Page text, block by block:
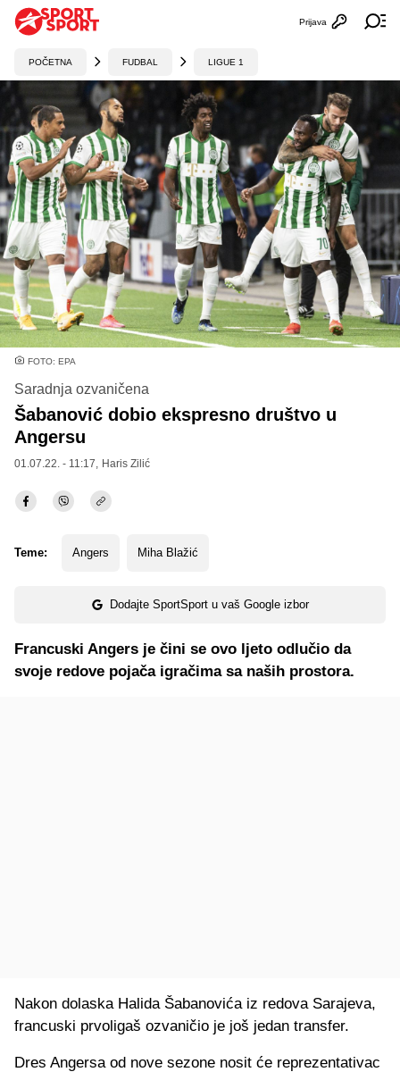
Otvori
Prijava
POČETNA FUDBAL LIGUE 1
FOTO: EPA
Saradnja ozvaničena
Šabanović dobio ekspresno društvo u
Angersu
01.07.22. - 11:17, Haris Zilić
Teme: Angers Miha Blažić
Dodajte SportSport u vaš Google izbor
Francuski Angers je čini se ovo ljeto odlučio da
svoje redove pojača igračima sa naših prostora.
Nakon dolaska Halida Šabanovića iz redova Sarajeva,
francuski prvoligaš ozvaničio je još jedan transfer.
Dres Angersa od nove sezone nosit će reprezentativac